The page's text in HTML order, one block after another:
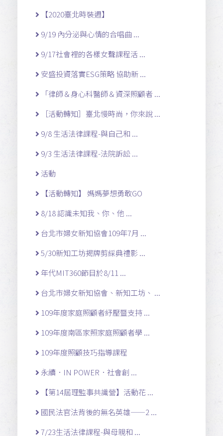
【2020臺北時裝週】
9/19 內分泌與心情的合唱曲 ...
9/17社會裡的各樣女聲課程活 ...
安盛投資落實ESG策略 協助新 ...
「律師＆身心科醫師＆資深照顧者 ...
［活動轉知］臺北慢時尚，你來說 ...
9/8 生活法律課程-與自己和 ...
9/3 生活法律課程-法院訴訟 ...
活動
【活動轉知】 媽媽夢想勇敢GO
8/18 認識未知我、你、他 ...
台北市婦女新知協會109年7月 ...
5/30新知工坊揭牌剪綵典禮影 ...
年代MIT360節目於8/11 ...
台北市婦女新知協會、新知工坊、 ...
109年度家庭照顧者紓壓暨支持 ...
109年度南區家照家庭照顧者學 ...
109年度照顧技巧指導課程
永續．IN POWER．社會創 ...
【第14屆理監事共識營】活動花 ...
國民法官法背後的無名英雄——2 ...
7/23生活法律課程-與母親和 ...